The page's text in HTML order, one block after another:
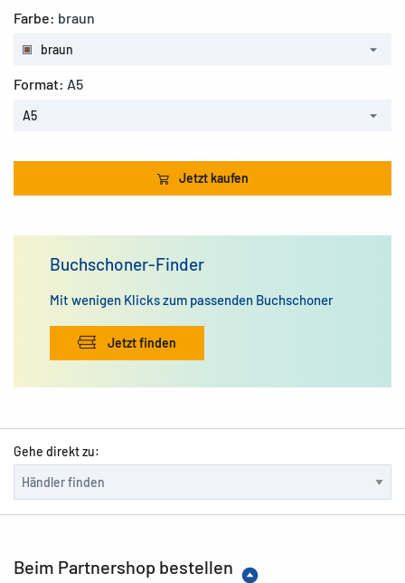
Farbe: braun
braun
Format: A5
A5
Jetzt kaufen
Buchschoner-Finder
Mit wenigen Klicks zum passenden Buchschoner
Jetzt finden
Gehe direkt zu:
Beim Partnershop bestellen